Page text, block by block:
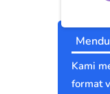
Kami
format